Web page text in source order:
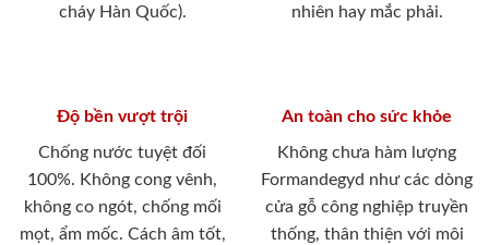
cháy Hàn Quốc).
nhiên hay mắc phải.
Độ bền vượt trội
Chống nước tuyệt đối
100%. Không cong vênh,
không co ngót, chống mối
mọt, ẩm mốc. Cách âm tốt,
An toàn cho sức khỏe
Không chưa hàm lượng
Formandegyd như các dòng
cửa gỗ công nghiệp truyền
thống, thân thiện với môi